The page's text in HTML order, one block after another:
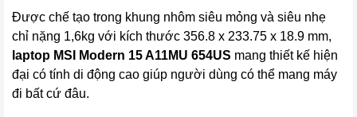
Được chế tạo trong khung nhôm siêu mỏng và siêu nhẹ
chỉ nặng 1,6kg với kích thước 356.8 x 233.75 x 18.9 mm,
laptop MSI Modern 15 A11MU 654US mang thiết kế hiện
đại có tính di động cao giúp người dùng có thể mang máy
đi bất cứ đâu.